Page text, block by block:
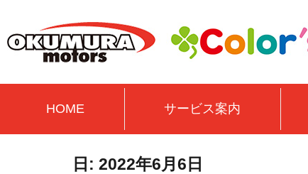
HOME サービス案内
日: 2022年6月6日